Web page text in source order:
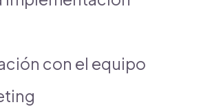
con el equipo